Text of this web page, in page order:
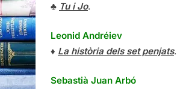
♣ Tu i Jo.
Leonid Andréiev
♦ La història dels set penjats.
Sebastià Juan Arbó